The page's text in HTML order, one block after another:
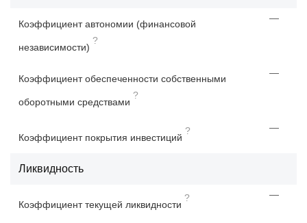
Коэффициент автономии (финансовой
независимости)
?
—
Коэффициент обеспеченности собственными
оборотными средствами
?
—
Коэффициент покрытия инвестиций
? —
Ликвидность
Коэффициент текущей ликвидности
? —